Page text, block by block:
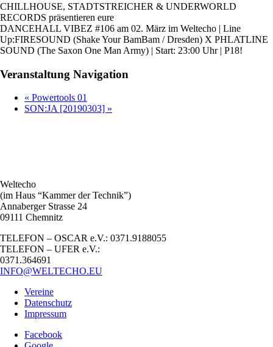
CHILLHOUSE, STADTSTREICHER & UNDERWORLD
RECORDS präsentieren eure
DANCEHALL VIBEZ #106 am 02. März im Weltecho | Line
Up:FIRESOUND (Shake Your BamBam / Dresden) X PHLATLINE
SOUND (The Saxon One Man Army) | Start: 23:00 Uhr | P18!
Veranstaltung Navigation
« Powertools 01
SON:JA [20190303] »
Weltecho
(im Haus “Kammer der Technik”)
Annaberger Strasse 24
09111 Chemnitz
TELEFON – OSCAR e.V.: 0371.9188055
TELEFON – UFER e.V.:
0371.364691
INFO@WELTECHO.EU
Vereine
Datenschutz
Impressum
Facebook